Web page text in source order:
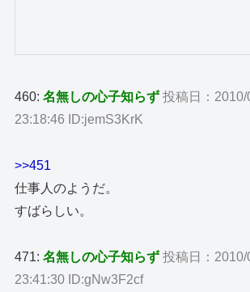
460:名無しの心子知らず 投稿日：2010/
23:18:46 ID:jemS3KrK
>>451
仕事人のようだ。
すばらしい。
471:名無しの心子知らず 投稿日：2010/
23:41:30 ID:gNw3F2cf